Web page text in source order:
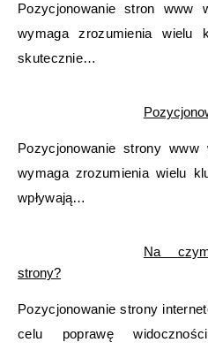
Pozycjonowanie stron www
wymaga zrozumienia wielu
skutecznie…
Pozycjonowanie strony
wymaga zrozumienia wielu
wpływają…
Na
strony?
Pozycjonowanie strony
celu poprawę